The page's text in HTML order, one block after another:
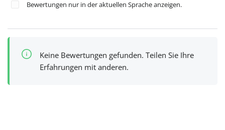
Bewertungen nur in der aktuellen Sprache anzeigen.
Keine Bewertungen gefunden. Teilen Sie Ihre
Erfahrungen mit anderen.